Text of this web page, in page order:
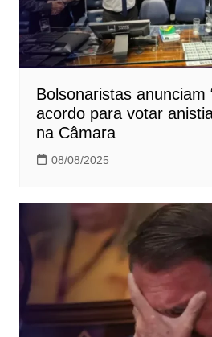
Bolsonaristas anunciam
acordo para votar
na Câmara
08/08/2025